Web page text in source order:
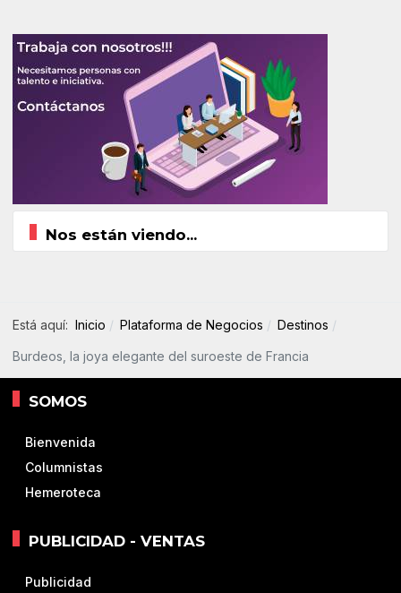
Nos están viendo...
Está aquí: Inicio Plataforma de Negocios Destinos
Burdeos, la joya elegante del suroeste de Francia
SOMOS
Bienvenida
Columnistas
Hemeroteca
PUBLICIDAD - VENTAS
Publicidad